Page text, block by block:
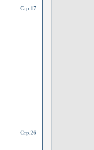
Стр.17
Стр.26